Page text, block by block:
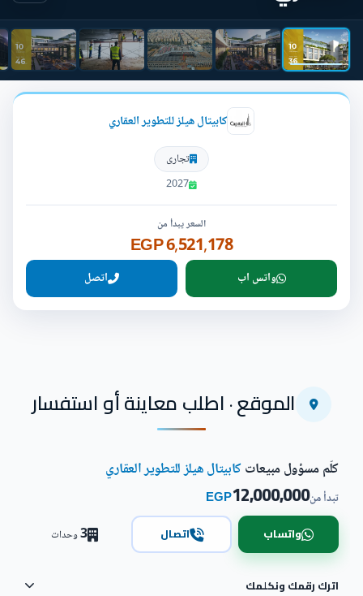
كابيتال هيلز للتطوير العقاري
تجارى
2027
السعر يبدأ من
6,521,178 EGP
واتس اب اتصل
الموقع · اطلب معاينة أو استفسار
كلّم مسؤول مبيعاتكابيتال هيلز للتطوير العقاري
تبدأ من12,000,000
EGP
واتساب اتصال 3وحدات
اترك رقمك ونكلمك